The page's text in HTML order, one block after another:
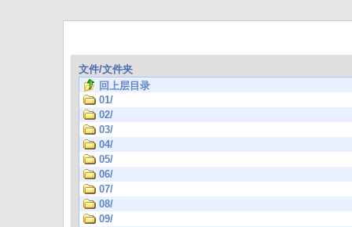
文件/文件夹
回上层目录
01/
02/
03/
04/
05/
06/
07/
08/
09/